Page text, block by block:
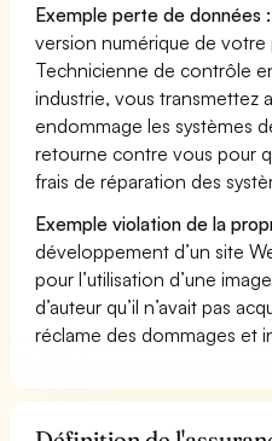
Exemple perte de données :
version numérique de
Technicienne de contrôle
industrie, vous transmettez
endommage les systèmes
retourne contre vous pour
frais de réparation des
Exemple violation de la
développement d’un site
pour l’utilisation d’une
d’auteur qu’il n’avait pas
réclame des dommages et